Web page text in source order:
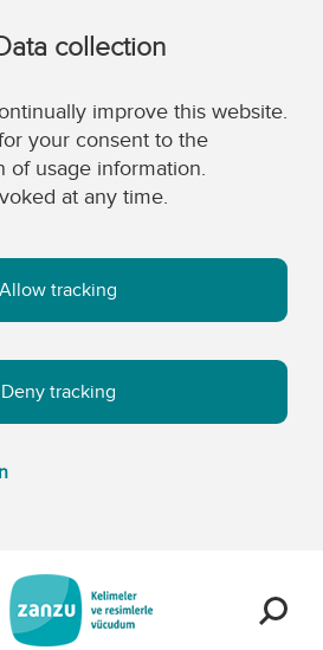
collection
improve this website.
your consent to the
of usage information.
at any time.
Allow tracking
Deny tracking